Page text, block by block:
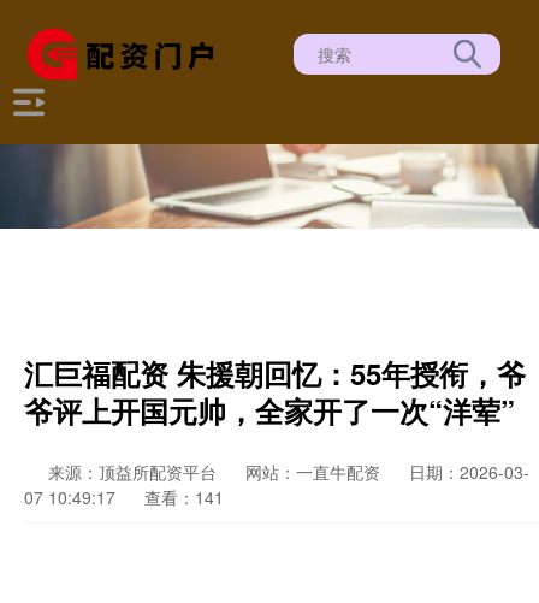
汇巨福配资 朱援朝回忆：55年授衔，爷
爷评上开国元帅，全家开了一次“洋荤”
来源：顶益所配资平台 网站：一直牛配资
日期：2026-03-
07 10:49:17
查看：141